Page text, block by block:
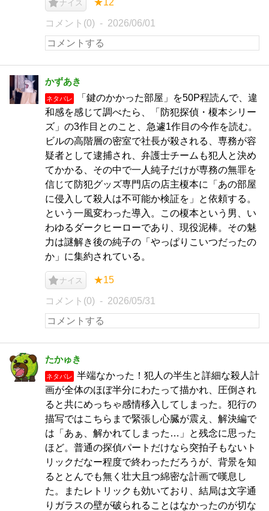
ナイス ★12
コメント(0) 2026/06/01
かずあき
ネタバレ
「鍵のかかった部屋」を50P程読んで、違
和感を感じて調べたら、「防犯探偵・榎本シリー
ズ」の3作目とのこと、急遽1作目の今作を読む。
ビルの高階層の密室で社長が殺される、専務が容
疑者として逮捕され、弁護士チームも犯人と決め
てかかる、その中で一人純子だけが専務の無罪を
信じて防犯グッズ専門店の店主榎本に「あの部屋
に侵入して殺人は不可能か検証を」と依頼する。
という一風変わった導入。この榎本という男、い
わゆるダークヒーローであり、現役泥棒。その魅
力は謎解き後の純子の「やっぱりこいつだったの
か」に集約されている。
ナイス ★15
コメント(0) 2026/05/31
たかゅき
ネタバレ
半端なかった！犯人の半生と詳細な殺人計
画が全体のほぼ半分にわたって描かれ、圧倒され
ると共にめっちゃ感情移入してしまった。犯行の
描写ではこちらまで緊張し心臓が震え、解決編で
は「あぁ、解かれてしまった…」と残念に思った
ほど。普通の探偵パートだけなら突拍子もないト
リックだなー程度で終わっただろうが、背景を知
るととんでも無く壮大且つ綿密な計画で嘆息し
た。またレトリックも効いており、結局は文字通
りガラスの壁が破られることはなかったのが切な